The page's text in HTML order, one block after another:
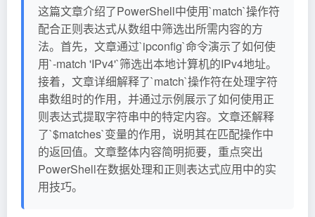
这篇文章介绍了PowerShell中使用`match`操作符
配合正则表达式从数组中筛选出所需内容的方
法。首先，文章通过`ipconfig`命令演示了如何使
用`-match 'IPv4'`筛选出本地计算机的IPv4地址。
接着，文章详细解释了`match`操作符在处理字符
串数组时的作用，并通过示例展示了如何使用正
则表达式提取字符串中的特定内容。文章还解释
了`$matches`变量的作用，说明其在匹配操作中
的返回值。文章整体内容简明扼要，重点突出
PowerShell在数据处理和正则表达式应用中的实
用技巧。